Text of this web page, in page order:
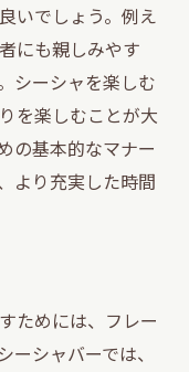
いでしょう。例え
にも親しみやす
シーシャを楽しむ
を楽しむことが大
の基本的なマナー
より充実した時間
ためには、フレー
シャバーでは、